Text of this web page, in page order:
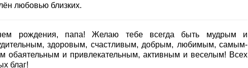
любовью близких.
рождения, папа! Желаю тебе всегда быть мудрым и
здоровым, счастливым, добрым, любимым, самым-
обаятельным и привлекательным, активным и веселым! Всех
благ!